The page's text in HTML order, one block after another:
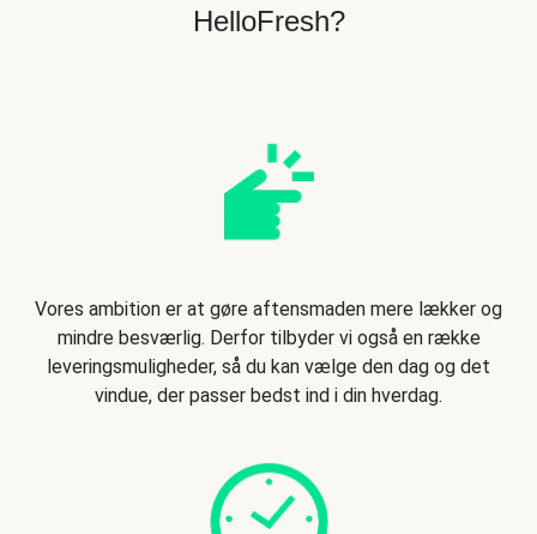
HelloFresh?
Vores ambition er at gøre aftensmaden mere lækker og
mindre besværlig. Derfor tilbyder vi også en række
leveringsmuligheder, så du kan vælge den dag og det
vindue, der passer bedst ind i din hverdag.